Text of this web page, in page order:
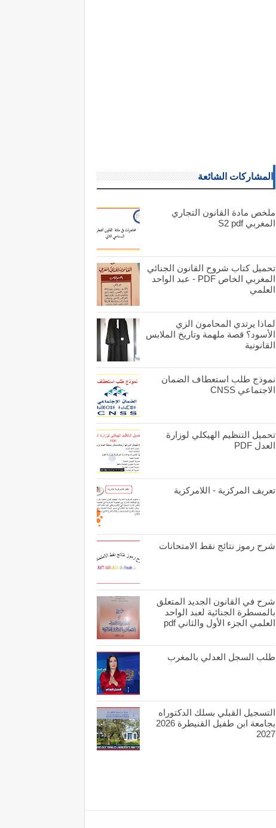
المشاركات الشائعة
ملخص مادة القانون التجاري
المغربي S2 pdf
تحميل كتاب شروح القانون الجنائي
المغربي الخاص PDF - عبد الواحد
العلمي
لماذا يرتدي المحامون الزي
الأسود؟ قصة ملهمة وتاريخ الملابس
القانونية
نموذج طلب استعطاف الضمان
الاجتماعي CNSS
تحميل التنظيم الهيكلي لوزارة
العدل PDF
تعريف المركزية - اللامركزية
شرح رموز نتائج نقط الامتحانات
شرح في القانون الجديد المتعلق
بالمسطرة الجنائية لعبد الواحد
العلمي الجزء الأول والثاني pdf
طلب السجل العدلي بالمغرب
التسجيل القبلي بسلك الدكتوراه
بجامعة ابن طفيل القنيطرة 2026
2027